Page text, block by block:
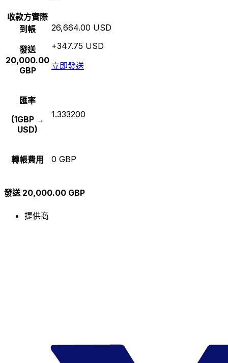
收款方實際
到帳
發送
20,000.00
GBP
26,664.00 USD
+347.75 USD
立即發送
匯率
(1GBP →
USD)
1.333200
轉帳費用 0 GBP
發送 20,000.00 GBP
提供商